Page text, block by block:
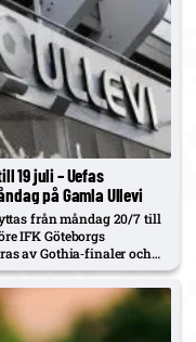
19 juli – Uefas
på Gamla Ullevi
från måndag 20/7 till
IFK Göteborgs
av Gothia‑finaler och